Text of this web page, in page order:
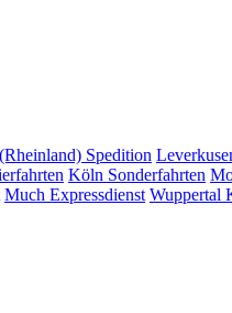
Spedition
Köln Sonderfahrten
Much Expressdienst Wuppertal